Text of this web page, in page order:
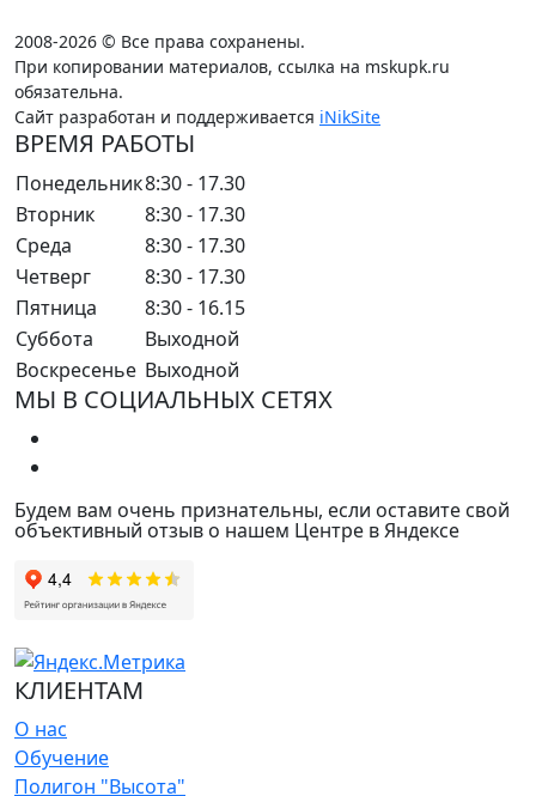
2008-2026 © Все права сохранены.
При копировании материалов, ссылка на mskupk.ru
обязательна.
Сайт разработан и поддерживается iNikSite
ВРЕМЯ РАБОТЫ
Понедельник8:30 - 17.30
Вторник
8:30 - 17.30
Среда
8:30 - 17.30
Четверг
8:30 - 17.30
Пятница
8:30 - 16.15
Суббота
Выходной
Воскресенье Выходной
МЫ В СОЦИАЛЬНЫХ СЕТЯХ
Будем вам очень признательны, если оставите свой
объективный отзыв о нашем Центре в Яндексе
КЛИЕНТАМ
О нас
Обучение
Полигон "Высота"